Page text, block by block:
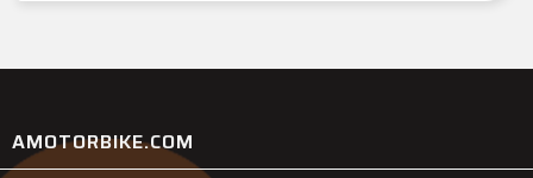
AMOTORBIKE.COM